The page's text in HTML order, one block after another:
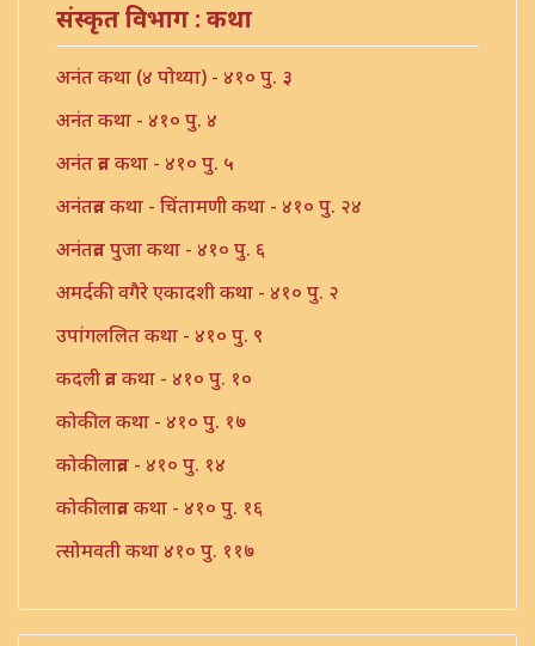
संस्कृत विभाग : कथा
अनंत कथा (४ पोथ्या) - ४१० पु. ३
अनंत कथा - ४१० पु. ४
अनंत व्रत कथा - ४१० पु. ५
अनंतव्रत कथा - चिंतामणी कथा - ४१० पु. २४
अनंतव्रत पुजा कथा - ४१० पु. ६
अमर्दकी वगैरे एकादशी कथा - ४१० पु. २
उपांगललित कथा - ४१० पु. ९
कदली व्रत कथा - ४१० पु. १०
कोकील कथा - ४१० पु. १७
कोकीलाव्रत - ४१० पु. १४
कोकीलाव्रत कथा - ४१० पु. १६
त्सोमवती कथा ४१० पु. ११७
दुःख नवमी कथा - ४१० पु. १